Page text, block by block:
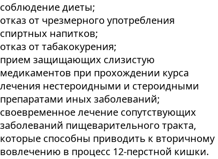
соблюдение диеты;
отказ от чрезмерного употребления
спиртных напитков;
отказ от табакокурения;
прием защищающих слизистую
медикаментов при прохождении курса
лечения нестероидными и стероидными
препаратами иных заболеваний;
своевременное лечение сопутствующих
заболеваний пищеварительного тракта,
которые способны приводить к вторичному
вовлечению в процесс 12-перстной кишки.